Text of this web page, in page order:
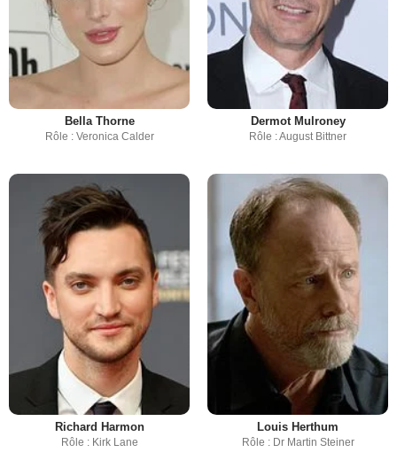
Bella Thorne
Rôle : Veronica Calder
Dermot Mulroney
Rôle : August Bittner
Richard Harmon
Rôle : Kirk Lane
Louis Herthum
Rôle : Dr Martin Steiner